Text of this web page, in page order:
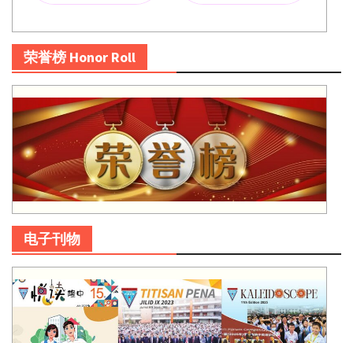
荣誉榜 Honor Roll
电子刊物